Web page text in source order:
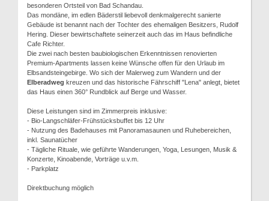
besonderen Ortsteil von Bad Schandau.
Das mondäne, im edlen Bäderstil liebevoll denkmalgerecht sanierte
Gebäude ist benannt nach der Tochter des ehemaligen Besitzers, Rudolf
Hering. Dieser bewirtschaftete seinerzeit auch das im Haus befindliche
Cafe Richter.
Die zwei nach besten baubiologischen Erkenntnissen renovierten
Premium-Apartments lassen keine Wünsche offen für den Urlaub im
Elbsandsteingebirge. Wo sich der Malerweg zum Wandern und der
Elberadweg kreuzen und das historische Fährschiff "Lena" anlegt, bietet
das Haus einen 360° Rundblick auf Berge und Wasser.
Diese Leistungen sind im Zimmerpreis inklusive:
- Bio-Langschläfer-Frühstücksbuffet bis 12 Uhr
- Nutzung des Badehauses mit Panoramasaunen und Ruhebereichen,
inkl. Saunatücher
- Tägliche Rituale, wie geführte Wanderungen, Yoga, Lesungen, Musik &
Konzerte, Kinoabende, Vorträge u.v.m.
- Parkplatz
Direktbuchung möglich